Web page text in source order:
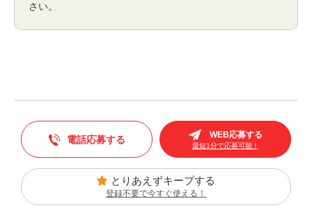
さい。
電話応募する WEB応募する
最短1分で応募可能！
とりあえずキープする
登録不要で今すぐ使える！